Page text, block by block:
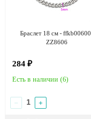
Браслет 18 см -
ZZ8606
284 ₽
Есть в наличии (6)
− +